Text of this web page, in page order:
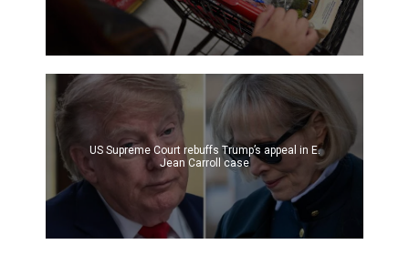
US Supreme Court rebuffs Trump’s appeal in E.
Jean Carroll case